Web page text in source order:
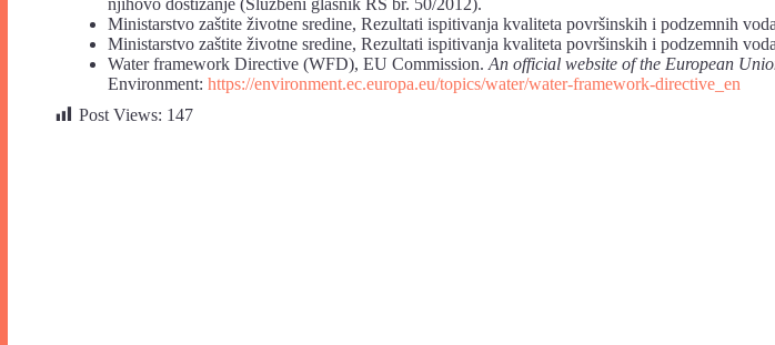
njihovo dostizanje (Službeni glasnik RS br. 50/2012).
Ministarstvo zaštite životne sredine, Rezultati ispitivanja kvaliteta površinskih i podzemnih
Ministarstvo zaštite životne sredine, Rezultati ispitivanja kvaliteta površinskih i podzemnih
Water framework Directive (WFD), EU Commission. An official website of the European
Environment: https://environment.ec.europa.eu/topics/water/water-framework-directive_en
Post Views: 147